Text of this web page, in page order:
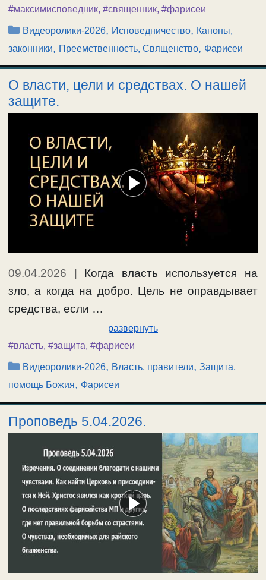
#максимисповедник, #священник, #фарисеи
Рубрики
Видеоролики-2026, Исповедничество, Каноны,
законники, Преемственность, Священство, Фарисеи
О власти, цели и средствах. О нашей
защите.
09.04.2026 | Когда власть используется на
зло, а когда на добро. Цель не оправдывает
средства, если …
развернуть
#власть, #защита, #фарисеи
Рубрики
Видеоролики-2026, Власть, правители,Защита,
помощь Божия, Фарисеи
Проповедь 5.04.2026.